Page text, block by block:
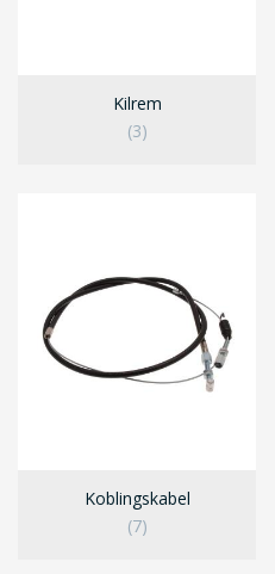
Kilrem
(3)
Koblingskabel
(7)